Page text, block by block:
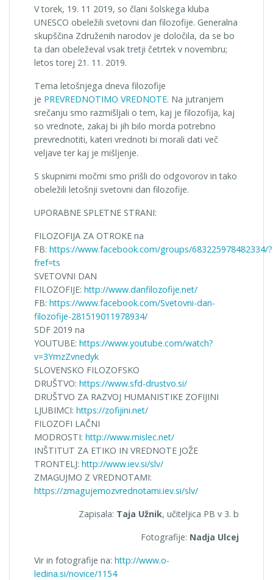
V torek, 19. 11 2019, so člani šolskega kluba
UNESCO obeležili svetovni dan filozofije. Generalna
skupščina Združenih narodov je določila, da se bo
ta dan obeleževal vsak tretji četrtek v novembru;
letos torej 21. 11. 2019.
Tema letošnjega dneva filozofije
je PREVREDNOTIMO VREDNOTE. Na jutranjem
srečanju smo razmišljali o tem, kaj je filozofija, kaj
so vrednote, zakaj bi jih bilo morda potrebno
prevrednotiti, kateri vrednoti bi morali dati več
veljave ter kaj je mišljenje.
S skupnimi močmi smo prišli do odgovorov in tako
obeležili letošnji svetovni dan filozofije.
UPORABNE SPLETNE STRANI:
FILOZOFIJA ZA OTROKE na
FB: https://www.facebook.com/groups/683225978482334/?
fref=ts
SVETOVNI DAN
FILOZOFIJE: http://www.danfilozofije.net/
FB: https://www.facebook.com/Svetovni-dan-
filozofije-281519011978934/
SDF 2019 na
YOUTUBE: https://www.youtube.com/watch?
v=3YmzZvnedyk
SLOVENSKO FILOZOFSKO
DRUŠTVO: https://www.sfd-drustvo.si/
DRUŠTVO ZA RAZVOJ HUMANISTIKE ZOFIJINI
LJUBIMCI: https://zofijini.net/
FILOZOFI LAČNI
MODROSTI: http://www.mislec.net/
INŠTITUT ZA ETIKO IN VREDNOTE JOŽE
TRONTELJ: http://www.iev.si/slv/
ZMAGUJMO Z VREDNOTAMI:
https://zmagujemozvrednotami.iev.si/slv/
Zapisala: Taja Užnik, učiteljica PB v 3. b
Fotografije: Nadja Ulcej
Vir in fotografije na: http://www.o-
ledina.si/novice/1154